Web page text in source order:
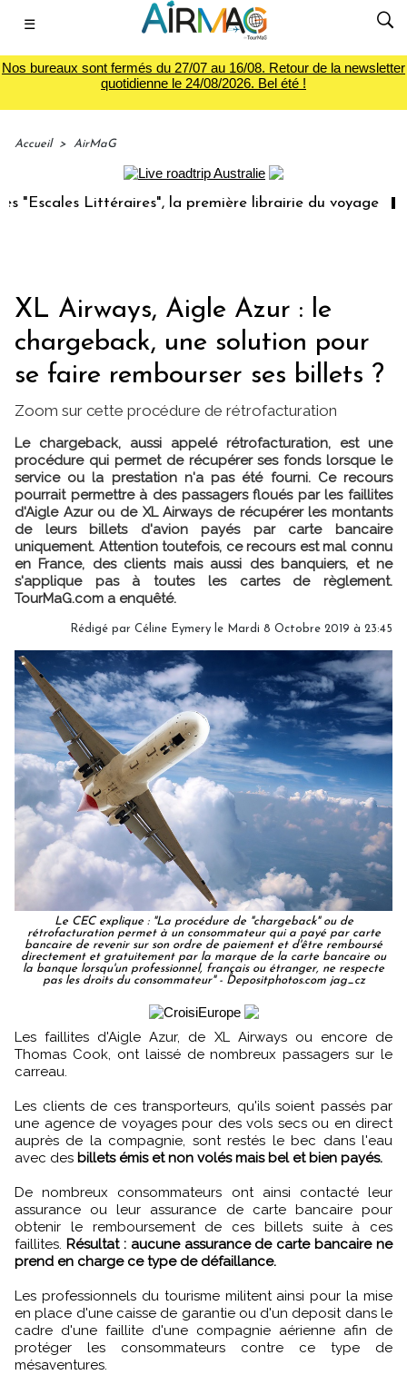
☰
Nos bureaux sont fermés du 27/07 au 16/08. Retour de la newsletter
quotidienne le 24/08/2026. Bel été !
Accueil > AirMaG
la première librairie du voyage Le groupe
XL Airways, Aigle Azur : le
chargeback, une solution pour
se faire rembourser ses billets ?
Zoom sur cette procédure de rétrofacturation
Le chargeback, aussi appelé rétrofacturation, est une
procédure qui permet de récupérer ses fonds lorsque le
service ou la prestation n'a pas été fourni. Ce recours
pourrait permettre à des passagers floués par les faillites
d'Aigle Azur ou de XL Airways de récupérer les montants
de leurs billets d'avion payés par carte bancaire
uniquement. Attention toutefois, ce recours est mal connu
en France, des clients mais aussi des banquiers, et ne
s'applique pas à toutes les cartes de règlement.
TourMaG.com a enquêté.
Rédigé par Céline Eymery le Mardi 8 Octobre 2019 à 23:45
Le CEC explique : "La procédure de "chargeback" ou de
rétrofacturation permet à un consommateur qui a payé par carte
bancaire de revenir sur son ordre de paiement et d'être remboursé
directement et gratuitement par la marque de la carte bancaire ou
la banque lorsqu'un professionnel, français ou étranger, ne respecte
pas les droits du consommateur" - Depositphotos.com jag_cz
Les faillites d'Aigle Azur, de XL Airways ou encore de
Thomas Cook, ont laissé de nombreux passagers sur le
carreau.
Les clients de ces transporteurs, qu'ils soient passés par
une agence de voyages pour des vols secs ou en direct
auprès de la compagnie, sont restés le bec dans l'eau
avec des billets émis et non volés mais bel et bien payés.
De nombreux consommateurs ont ainsi contacté leur
assurance ou leur assurance de carte bancaire pour
obtenir le remboursement de ces billets suite à ces
faillites. Résultat : aucune assurance de carte bancaire ne
prend en charge ce type de défaillance.
Les professionnels du tourisme militent ainsi pour la mise
en place d'une caisse de garantie ou d'un deposit dans le
cadre d'une faillite d'une compagnie aérienne afin de
protéger les consommateurs contre ce type de
mésaventures.